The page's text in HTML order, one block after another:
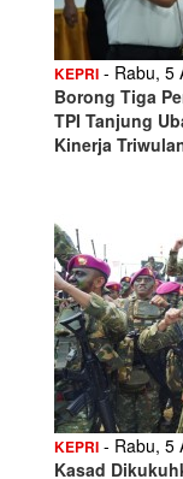
KEPRI - Rabu, 5
Borong Tiga
TPI Tanjung
Kinerja
KEPRI - Rabu, 5
Kasad